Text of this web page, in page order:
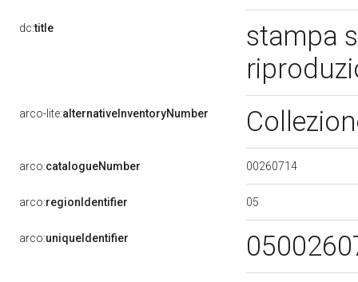
dc:title
stampa
arco-lite:alternativeInventoryNumber
arco:catalogueNumber 00260714
arco:regionIdentifier 05
arco:uniqueIdentifier